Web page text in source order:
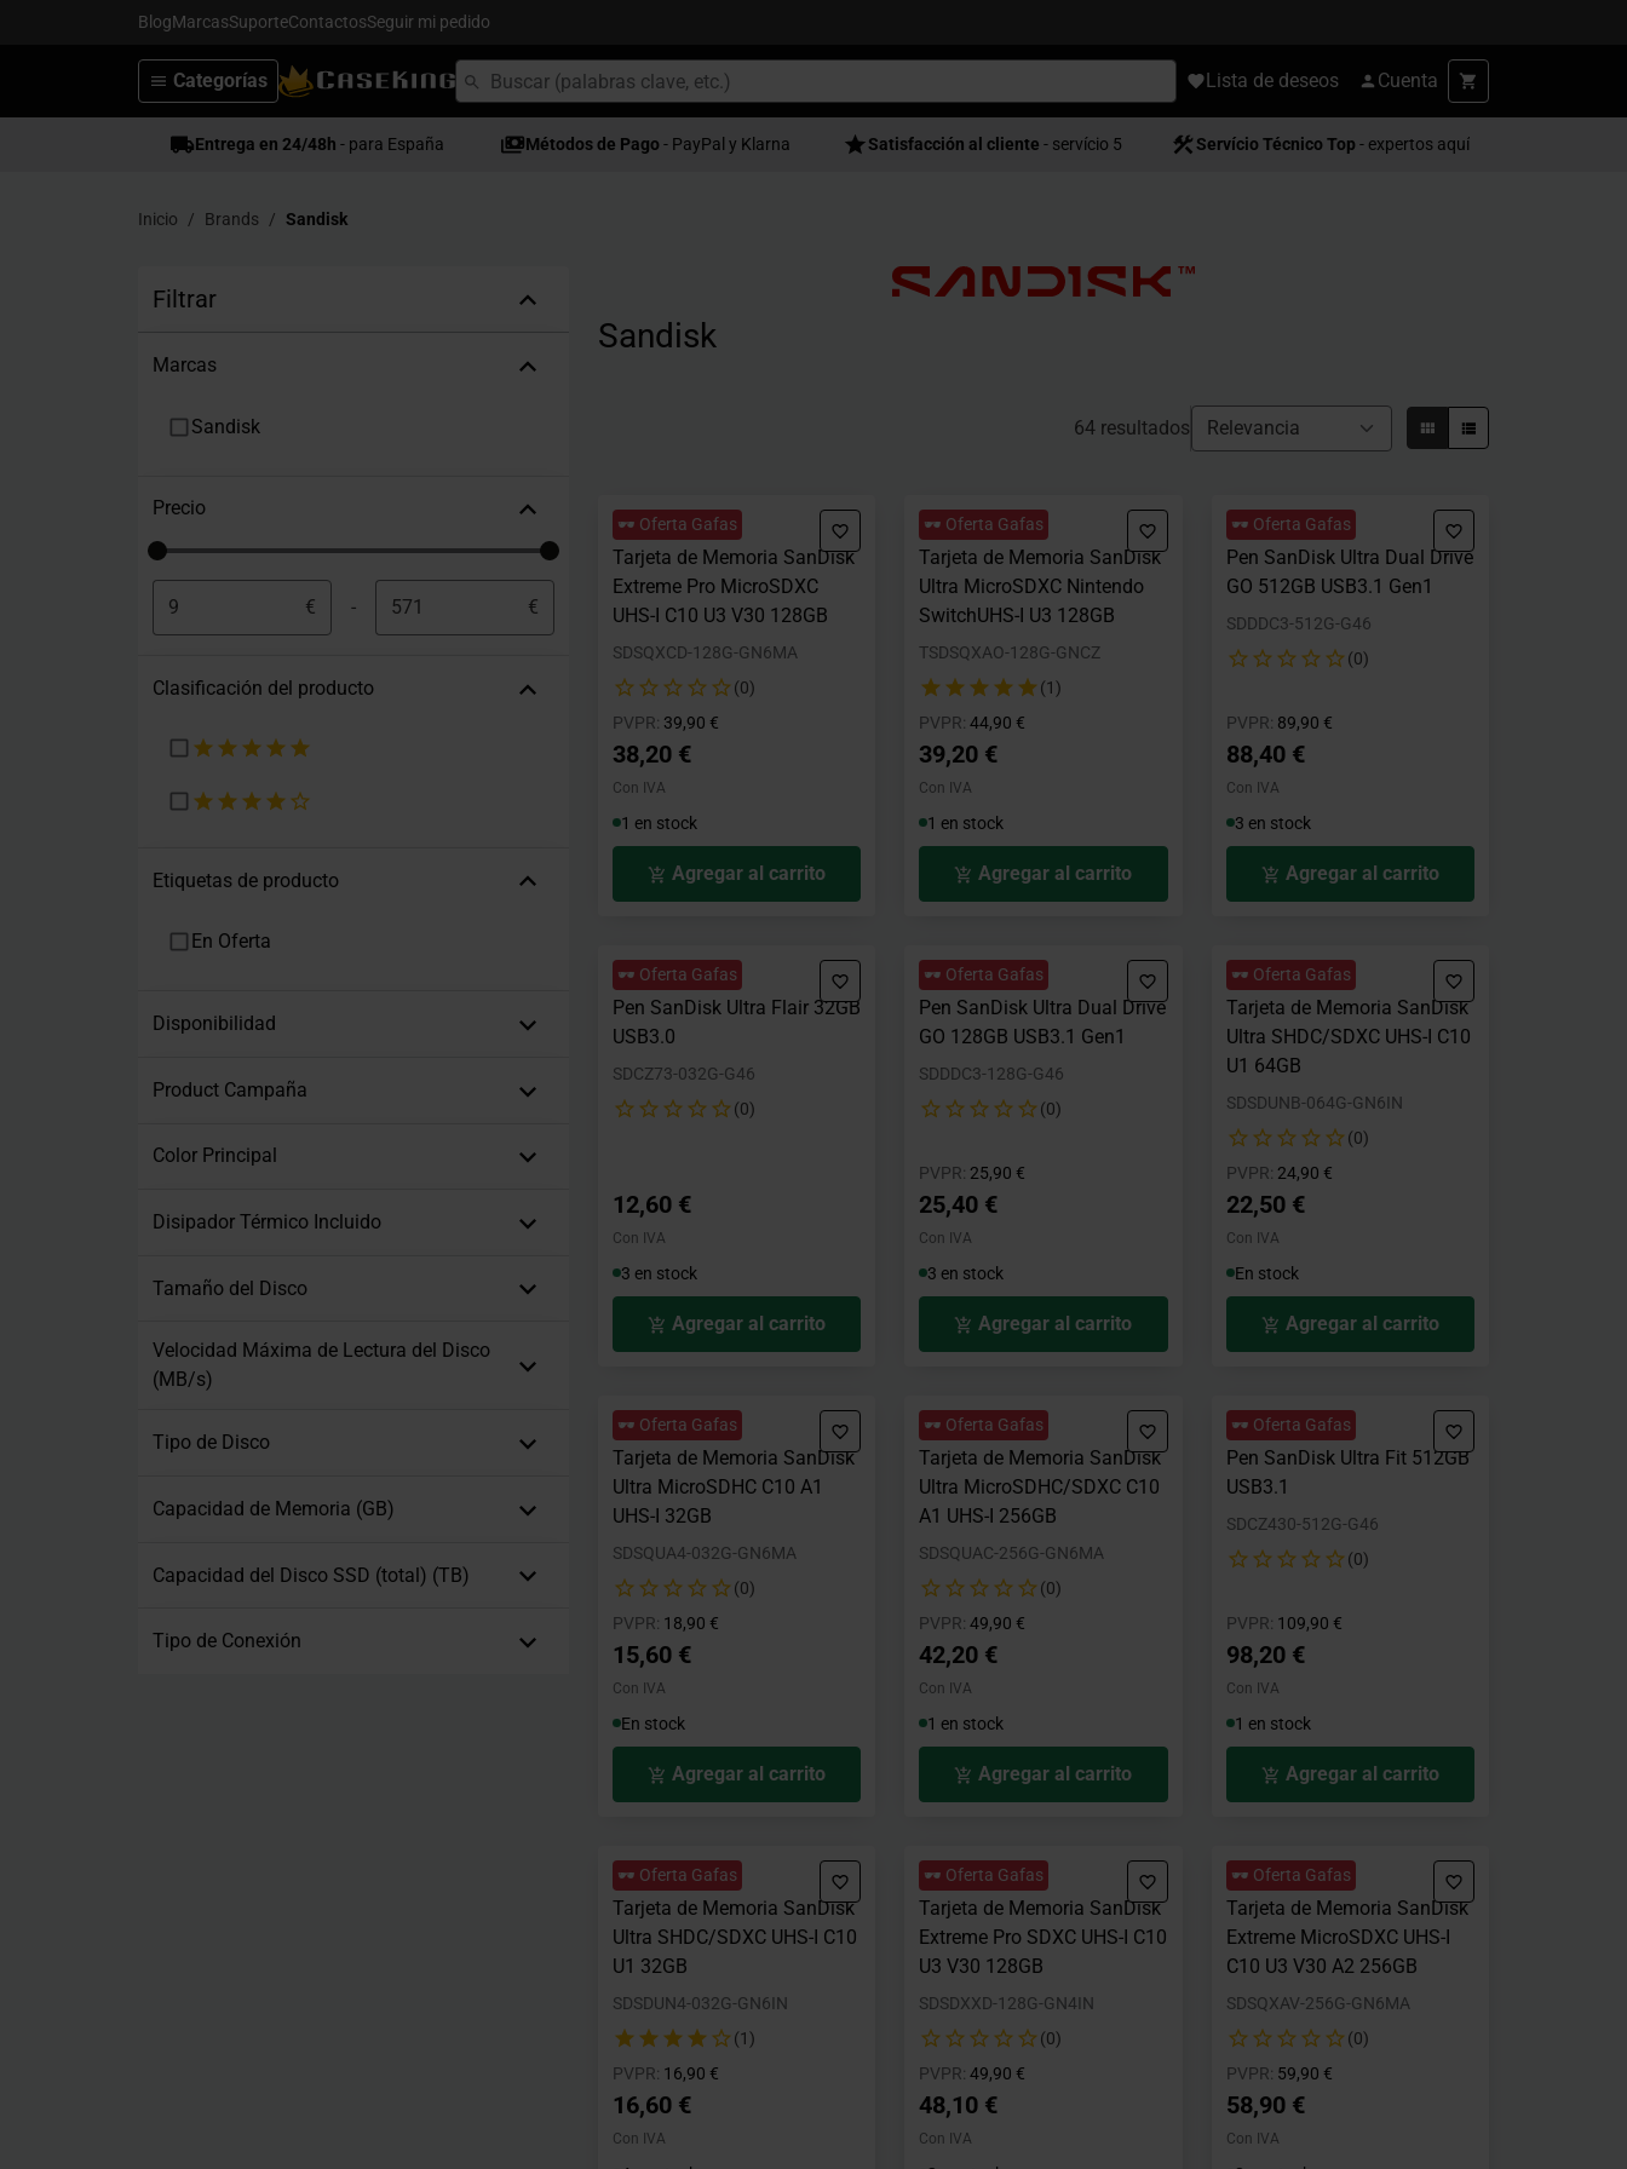
BlogMarcasSuporteContactosSeguir mi pedido
Lista de deseos Cuenta
Categorías
Entrega en 24/48h - para España Métodos de Pago - PayPal y Klarna Satisfacción al cliente - servício 5 Servício Técnico Top - expertos aquí
Inicio Brands Sandisk
Filtrar
Marcas
Sandisk
Precio
€ - €
Clasificación del producto
Etiquetas de producto
En Oferta
Disponibilidad
Product Campaña
Color Principal
Disipador Térmico Incluido
Tamaño del Disco
Velocidad Máxima de Lectura del Disco
(MB/s)
Tipo de Disco
Capacidad de Memoria (GB)
Capacidad del Disco SSD (total) (TB)
Tipo de Conexión
Sandisk
64 resultados
🕶️ Oferta Gafas
Tarjeta de Memoria SanDisk
Extreme Pro MicroSDXC
UHS-I C10 U3 V30 128GB
SDSQXCD-128G-GN6MA
(0)
PVPR: Precio rebajado desde
39,90 €
38,20 €
Con IVA
1 en stock
Agregar al carrito
🕶️ Oferta Gafas
Tarjeta de Memoria SanDisk
Ultra MicroSDXC Nintendo
SwitchUHS-I U3 128GB
TSDSQXAO-128G-GNCZ
(1)
PVPR: Precio rebajado desde
44,90 €
39,20 €
Con IVA
1 en stock
Agregar al carrito
🕶️ Oferta Gafas
Pen SanDisk Ultra Dual Drive
GO 512GB USB3.1 Gen1
SDDDC3-512G-G46
(0)
PVPR: Precio rebajado desde
89,90 €hasta
88,40 €
Con IVA
3 en stock
Agregar al carrito
🕶️ Oferta Gafas
Pen SanDisk Ultra Flair 32GB
USB3.0
SDCZ73-032G-G46
(0)
12,60 €
Con IVA
3 en stock
Agregar al carrito
🕶️ Oferta Gafas
Pen SanDisk Ultra Dual Drive
GO 128GB USB3.1 Gen1
SDDDC3-128G-G46
(0)
PVPR: Precio rebajado desde
25,90 €
25,40 €
Con IVA
3 en stock
Agregar al carrito
🕶️ Oferta Gafas
Tarjeta de Memoria SanDisk
Ultra SHDC/SDXC UHS-I C10
U1 64GB
SDSDUNB-064G-GN6IN
(0)
PVPR: Precio rebajado desde
24,90 €hasta
22,50 €
Con IVA
En stock
Agregar al carrito
🕶️ Oferta Gafas
Tarjeta de Memoria SanDisk
Ultra MicroSDHC C10 A1
UHS-I 32GB
SDSQUA4-032G-GN6MA
(0)
PVPR: Precio rebajado desde
18,90 €
15,60 €
Con IVA
En stock
Agregar al carrito
🕶️ Oferta Gafas
Tarjeta de Memoria SanDisk
Ultra MicroSDHC/SDXC C10
A1 UHS-I 256GB
SDSQUAC-256G-GN6MA
(0)
PVPR: Precio rebajado desde
49,90 €
42,20 €
Con IVA
1 en stock
Agregar al carrito
🕶️ Oferta Gafas
Pen SanDisk Ultra Fit 512GB
USB3.1
SDCZ430-512G-G46
(0)
PVPR: Precio rebajado desde
109,90 €hasta
98,20 €
Con IVA
1 en stock
Agregar al carrito
🕶️ Oferta Gafas
Tarjeta de Memoria SanDisk
Ultra SHDC/SDXC UHS-I C10
U1 32GB
SDSDUN4-032G-GN6IN
(1)
PVPR: Precio rebajado desde
16,90 €
16,60 €
Con IVA
🕶️ Oferta Gafas
Tarjeta de Memoria SanDisk
Extreme Pro SDXC UHS-I C10
U3 V30 128GB
SDSDXXD-128G-GN4IN
(0)
PVPR: Precio rebajado desde
49,90 €
48,10 €
Con IVA
🕶️ Oferta Gafas
Tarjeta de Memoria SanDisk
Extreme MicroSDXC UHS-I
C10 U3 V30 A2 256GB
SDSQXAV-256G-GN6MA
(0)
PVPR: Precio rebajado desde
59,90 €hasta
58,90 €
Con IVA